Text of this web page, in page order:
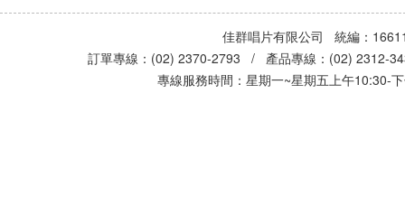
佳群唱片有限公司 統編：
訂單專線：(02) 2370-2793 / 產品專線：(02)
專線服務時間：星期一~星期五上午10:30-